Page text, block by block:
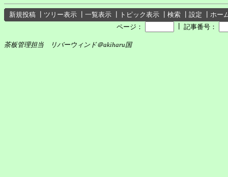
新規投稿 ツリー表示 一覧表示 トピック表示 検索 設定
ホー
ページ：
記事番号：
茶板管理担当 リバーウィンド＠akiharu国